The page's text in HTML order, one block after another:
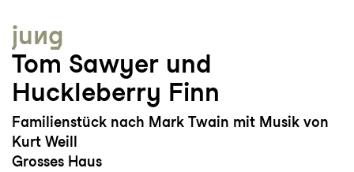
jung
Tom Sawyer und
Huckleberry Finn
Familienstück nach Mark Twain mit Musik von
Kurt Weill
Grosses Haus